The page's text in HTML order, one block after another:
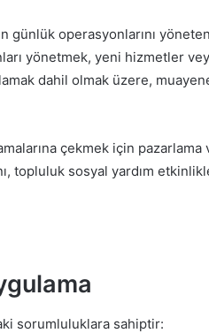
günlük operasyonlarını
yönetmek, yeni hizmetler
dahil olmak üzere,
çekmek için pazarlama
topluluk sosyal yardım
sorumluluklara sahiptir: